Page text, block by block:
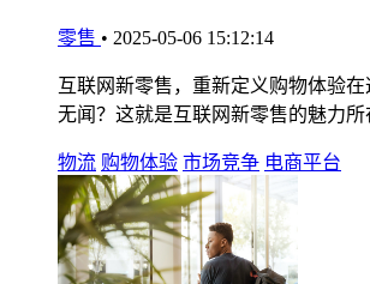
零售 • 2025-05-06 15:12:14
互联网新零售，重新定义购物体验
无闻？这就是互联网新零售的魅力所
物流 购物体验 市场竞争 电商平台